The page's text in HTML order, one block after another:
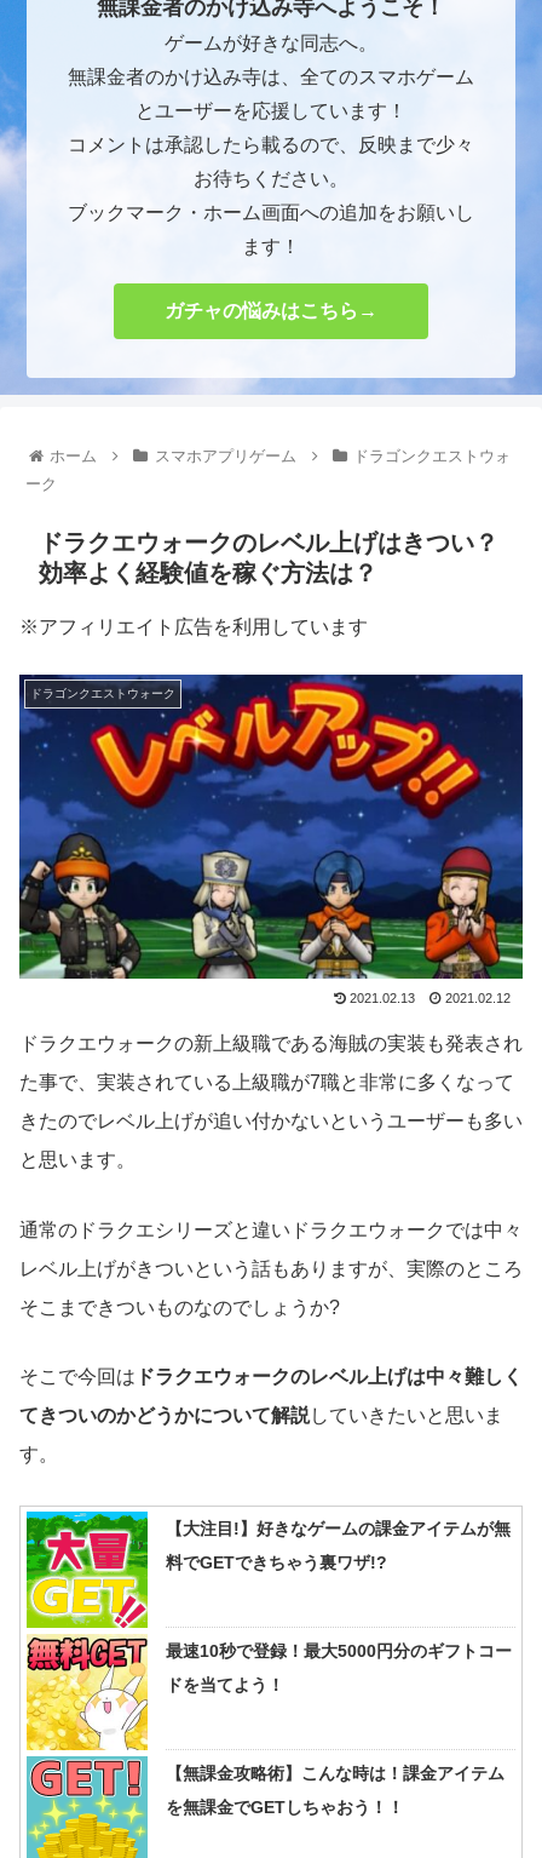
無課金者のかけ込み寺へようこそ！
ゲームが好きな同志へ。
無課金者のかけ込み寺は、全てのスマホゲーム
とユーザーを応援しています！
コメントは承認したら載るので、反映まで少々
お待ちください。
ブックマーク・ホーム画面への追加をお願いし
ます！
ガチャの悩みはこちら→
ホーム スマホアプリゲーム
ドラゴンクエストウォ
ーク
ドラクエウォークのレベル上げはきつい？
効率よく経験値を稼ぐ方法は？
※アフィリエイト広告を利用しています
ドラゴンクエストウォーク
2021.02.13 2021.02.12
ドラクエウォークの新上級職である海賊の実装も発表され
た事で、実装されている上級職が7職と非常に多くなって
きたのでレベル上げが追い付かないというユーザーも多い
と思います。
通常のドラクエシリーズと違いドラクエウォークでは中々
レベル上げがきついという話もありますが、実際のところ
そこまできついものなのでしょうか?
そこで今回は ドラクエウォークのレベル上げは中々難しく
てきついのかどうかについて解説していきたいと思いま
す。
【大注目!】好きなゲームの課金アイテムが無
料でGETできちゃう裏ワザ!?
最速10秒で登録！最大5000円分のギフトコー
ドを当てよう！
【無課金攻略術】こんな時は！課金アイテム
を無課金でGETしちゃおう！！